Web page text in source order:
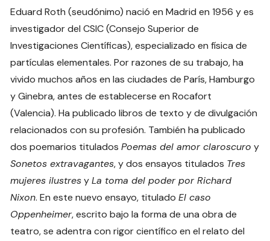
Eduard Roth (seudónimo) nació en Madrid en 1956 y es
investigador del CSIC (Consejo Superior de
Investigaciones Científicas), especializado en física de
partículas elementales. Por razones de su trabajo, ha
vivido muchos años en las ciudades de París, Hamburgo
y Ginebra, antes de establecerse en Rocafort
(Valencia). Ha publicado libros de texto y de divulgación
relacionados con su profesión. También ha publicado
dos poemarios tituladosPoemas del amor claroscuro y
Sonetos extravagantes, y dos ensayos titulados Tres
mujeres ilustresyLa toma del poder por Richard
Nixon. En este nuevo ensayo, tituladoEl caso
Oppenheimer, escrito bajo la forma de una obra de
teatro, se adentra con rigor científico en el relato del